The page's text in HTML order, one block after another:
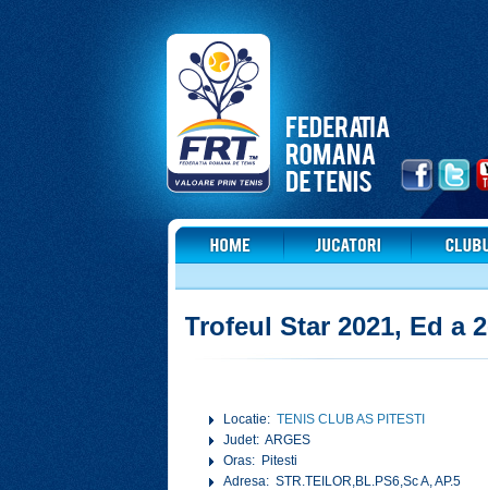
Trofeul Star 2021, Ed a
Locatie:TENIS CLUB AS PITESTI
Judet: ARGES
Oras: Pitesti
Adresa: STR.TEILOR,BL.PS6,Sc A, AP.5